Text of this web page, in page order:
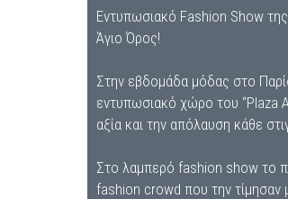
Εντυπωσιακό Fashion Show
Άγιο Όρος!
Στην εβδομάδα μόδας στο
εντυπωσιακό χώρο του “Plaza
αξία και την απόλαυση κάθε
Στο λαμπερό fashion show το
fashion crowd που την τίμησαν